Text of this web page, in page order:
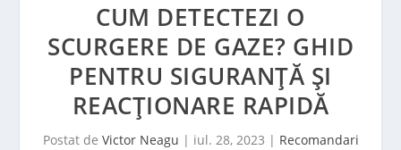
CUM DETECTEZI O
SCURGERE DE GAZE? GHID
PENTRU SIGURANȚĂ ȘI
REACȚIONARE RAPIDĂ
Postat de Victor Neagu | iul. 28, 2023 | Recomandari